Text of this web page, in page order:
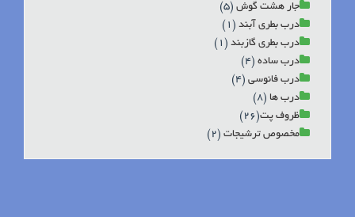
جار هشت گوش (5)
درب بطری آبند (1)
درب بطری گازبند (1)
درب ساده (4)
درب فانوسی (4)
درب ها (8)
ظروف پت‬‎(26)
مخصوص ترشیجات (2)